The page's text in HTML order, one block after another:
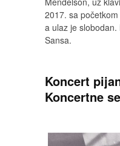
2017. sa
a ulaz je
Sansa.
Koncert
Koncertne